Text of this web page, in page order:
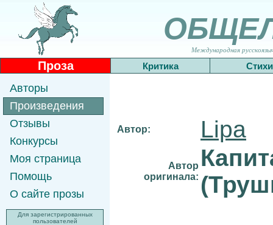
Международная
Проза Критика Стихи
Авторы
Произведения
Отзывы
Конкурсы
Моя страница
Помощь
О сайте прозы
Для зарегистрированных
пользователей
Автор: Lipa
Автор
оригинала: